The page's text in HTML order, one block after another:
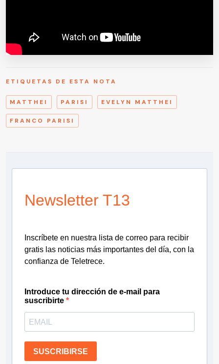
ETIQUETAS DE ESTA NOTA
MATTHEI PARISI EVELYN MATTHEI
FRANCO PARISI
Newsletter T13
Inscríbete en nuestra lista de correo para recibir
gratis las noticias más importantes del día, con la
confianza de Teletrece.
Introduce tu dirección de e-mail para
suscribirte
SUSCRIBIRSE